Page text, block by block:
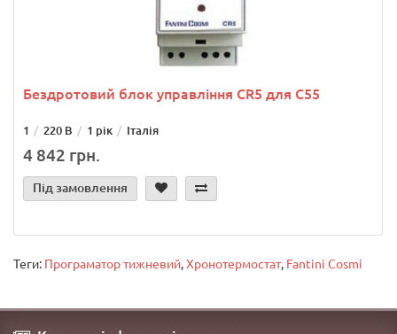
Бездротовий блок управління СR5 для С55
1 220 В 1 рік Італія
4 842 грн.
Під замовлення
Теги: Програматор тижневий,Хронотермостат, Fantini Cosmi